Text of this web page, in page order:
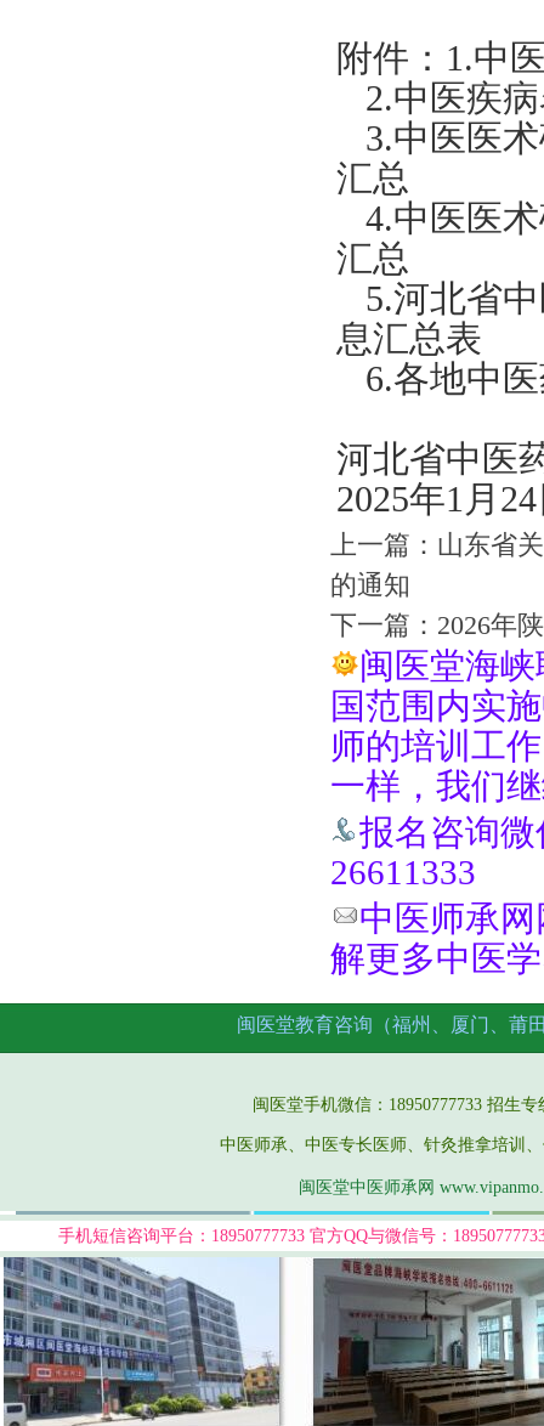
附件：1.中
2.中医疾
3.中医医
汇总
4.中医医
汇总
5.河北省
息汇总表
6.各地中
河北省中医
2025年1月
上一篇： 山东省
的通知
下一篇： 2026年
闽医堂海
国范围内实
师的培训工
一样，我们
报名咨询微
26611333
中医师承网
解更多中医
闽医堂手机微信：18950777733 招生
中医师承、中医专长医师、针灸推拿培训
闽医堂中医师承网
手机短信咨询平台：18950777733 官方QQ与微信号：
闽医堂教育咨询（福州、厦门、莆